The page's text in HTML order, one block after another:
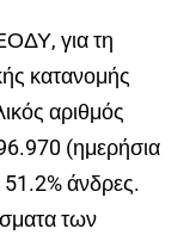
για τη
κατανομής
αριθμός
(ημερήσια
άνδρες.
των